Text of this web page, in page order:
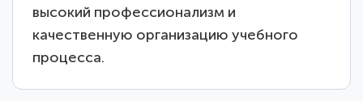
высокий профессионализм и
качественную организацию учебного
процесса.